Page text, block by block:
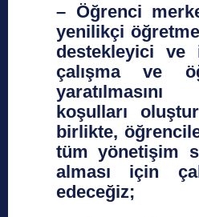
– Öğrenci
yenilikçi
destekleyici
çalışma ve
koşulları
birlikte,
tüm yönetişim
alması için
edeceğiz;